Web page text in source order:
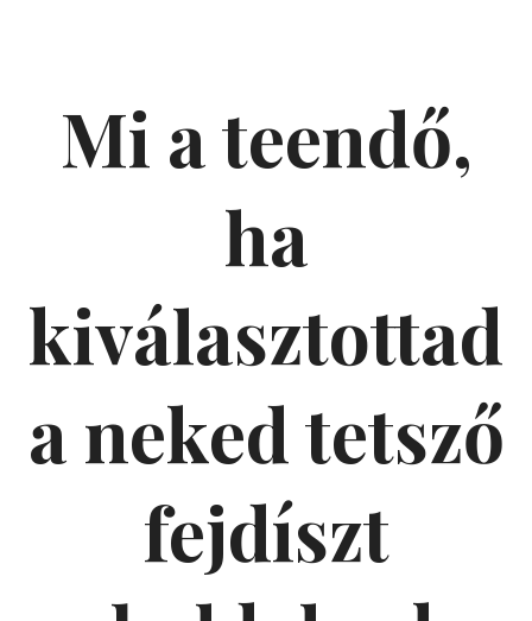
Mi a teendő,
ha
kiválasztottad
a neked tetsző
fejdíszt